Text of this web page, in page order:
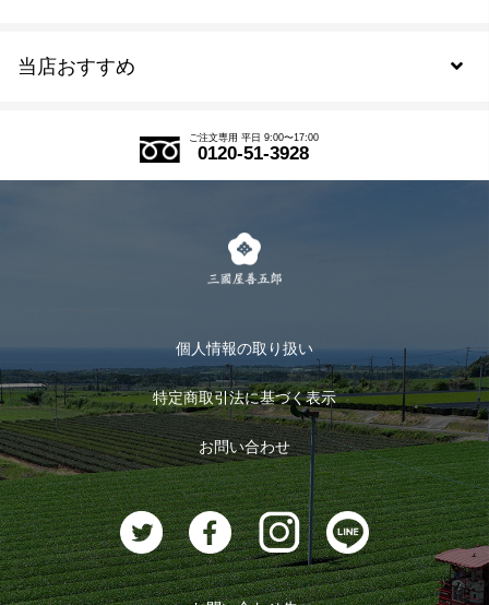
当店おすすめ
式部の香りシリーズ
お茶のギフト
おすすめのお茶
お茶に合うスイーツ
会員規約について
ログイン
ログアウト
ご注文専用 平日 9:00〜17:00
0120-51-3928
個人情報の取り扱い
特定商取引法に基づく表示
お問い合わせ